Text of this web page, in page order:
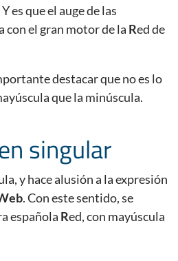
es que el auge de las
con el gran motor de la Red de
destacar que no es lo
que la minúscula.
singular
y hace alusión a la expresión
. Con este sentido, se
española Red, con mayúscula